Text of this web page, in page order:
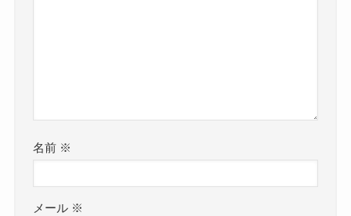
名前 ※
メール ※